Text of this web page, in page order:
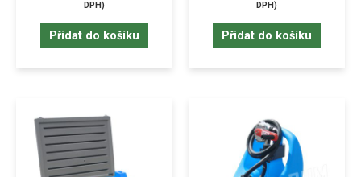
DPH)
Přidat do košíku
DPH)
Přidat do košíku